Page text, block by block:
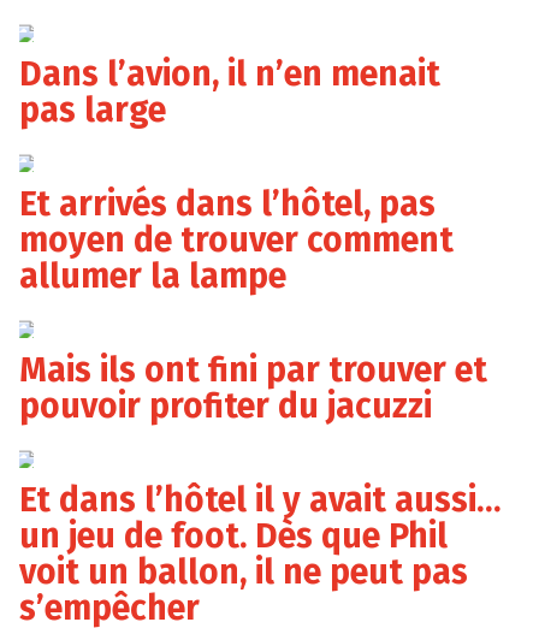
Auvio
Dans l’avion, il n’en menait
pas large
Auvio
Et arrivés dans l’hôtel, pas
moyen de trouver comment
allumer la lampe
Auvio
Mais ils ont fini par trouver et
pouvoir profiter du jacuzzi
Auvio
Et dans l’hôtel il y avait aussi…
un jeu de foot. Dès que Phil
voit un ballon, il ne peut pas
s’empêcher